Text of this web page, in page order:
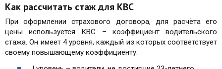
Как рассчитать стаж для КВС
При оформлении страхового договора, для расчёта его
цены используется КВС – коэффициент водительского
стажа. Он имеет 4 уровня, каждый из которых соответствует
своему повышающему коэффициенту.